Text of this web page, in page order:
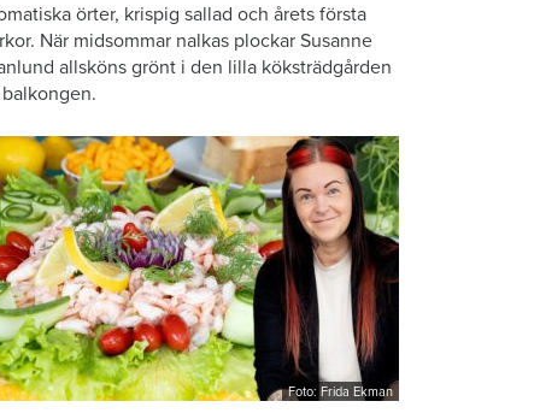
örter, krispig sallad och årets första
När midsommar nalkas plockar Susanne
allsköns grönt i den lilla köksträdgården
Foto: Frida Ekman